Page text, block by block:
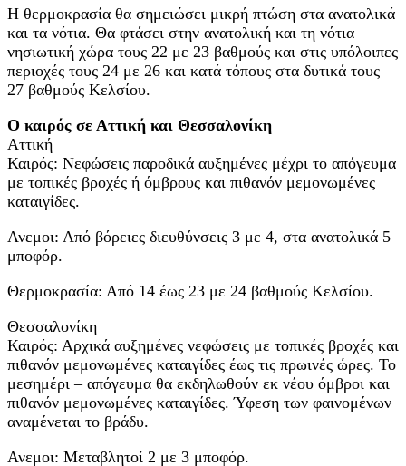
Η θερμοκρασία θα σημειώσει μικρή πτώση στα ανατολικά
και τα νότια. Θα φτάσει στην ανατολική και τη νότια
νησιωτική χώρα τους 22 με 23 βαθμούς και στις υπόλοιπες
περιοχές τους 24 με 26 και κατά τόπους στα δυτικά τους
27 βαθμούς Κελσίου.
Ο καιρός σε Αττική και Θεσσαλονίκη
Αττική
Καιρός: Νεφώσεις παροδικά αυξημένες μέχρι το απόγευμα
με τοπικές βροχές ή όμβρους και πιθανόν μεμονωμένες
καταιγίδες.
Ανεμοι: Από βόρειες διευθύνσεις 3 με 4, στα ανατολικά 5
μποφόρ.
Θερμοκρασία: Από 14 έως 23 με 24 βαθμούς Κελσίου.
Θεσσαλονίκη
Καιρός: Αρχικά αυξημένες νεφώσεις με τοπικές βροχές και
πιθανόν μεμονωμένες καταιγίδες έως τις πρωινές ώρες. Το
μεσημέρι – απόγευμα θα εκδηλωθούν εκ νέου όμβροι και
πιθανόν μεμονωμένες καταιγίδες. Ύφεση των φαινομένων
αναμένεται το βράδυ.
Ανεμοι: Μεταβλητοί 2 με 3 μποφόρ.